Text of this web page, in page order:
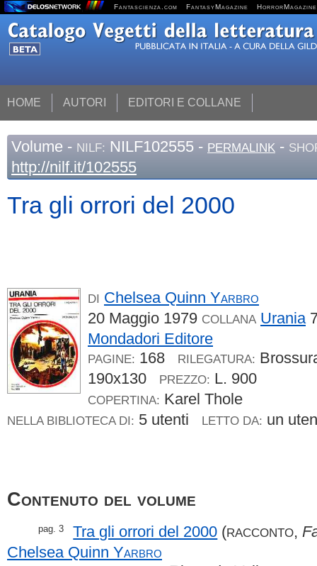
Fantascienza.com FantasyMagazine HorrorMagazine
HOME AUTORI EDITORI E COLLANE
Volume - NILF: NILF102555 - PERMALINK -
http://nilf.it/102555
Tra gli orrori del 2000
DI Chelsea Quinn Yarbro
20 Maggio 1979 COLLANA Urania
Mondadori Editore
PAGINE: 168 RILEGATURA:
190x130
PREZZO: L. 900
COPERTINA: Karel Thole
NELLA BIBLIOTECA DI: 5 utenti LETTO DA: un
Contenuto del volume
pag. 3 Tra gli orrori del 2000 (RACCONTO,
Chelsea Quinn Yarbro